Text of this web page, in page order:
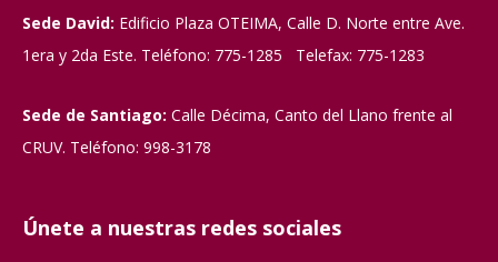
Sede David: Edificio Plaza OTEIMA, Calle D. Norte entre Ave.
1era y 2da Este. Teléfono: 775-1285 Telefax: 775-1283
Sede de Santiago: Calle Décima, Canto del Llano frente al
CRUV. Teléfono: 998-3178
Únete a nuestras redes sociales